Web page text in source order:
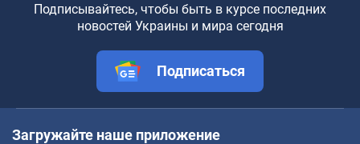
Подписывайтесь, чтобы быть в курсе последних
новостей Украины и мира сегодня
Подписаться
Загружайте наше приложение